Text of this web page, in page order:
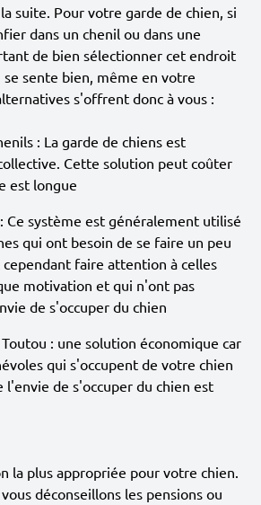
suite. Pour votre garde de chien, si
dans un chenil ou dans une
de bien sélectionner cet endroit
sente bien, même en votre
s'offrent donc à vous :
: La garde de chiens est
Cette solution peut coûter
est longue
Ce système est généralement utilisé
qui ont besoin de se faire un peu
faire attention à celles
motivation et qui n'ont pas
de s'occuper du chien
: une solution économique car
qui s'occupent de votre chien
l'envie de s'occuper du chien est
la plus appropriée pour votre chien.
déconseillons les pensions ou